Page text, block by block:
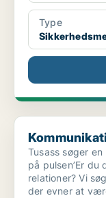
Type
Kommunikationschef
Tusass søger en
på pulsen’Er
relationer? Vi
der evner at